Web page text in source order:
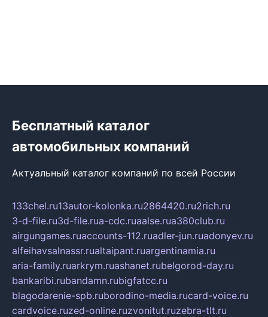
Бесплатный каталог
автомобильных компаний
Актуальный каталог компаний по всей России
133chel.ru13autor-kolonka.ru2864420.ru2rich.ru
3-d-file.ru3d-file.rua-cdc.ruaalse.rua380club.ru
airgungames.ruaccounts-112.ruadler-jun.ruadonyev.ru
alfeihavsalnassr.rualtaipant.ruargentinamia.ru
aria-family.ruarkrym.ruashanet.rubelgorod-day.ru
bankaribi.rubandamn.rubigfatcc.ru
blagodarenie-spb.ruborodino-media.rucard-voice.ru
cardvoice.ruzed-online.ruzvonitut.ruzebra-tlt.ru